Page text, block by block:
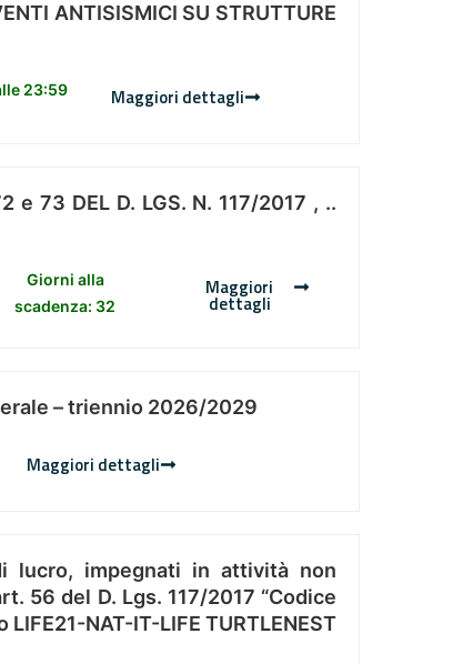
ANTISISMICI SU STRUTTURE
23:59 Maggiori dettagli
e 73 DEL D. LGS. N. 117/2017 , ..
Giorni alla
scadenza: 32
Maggiori
dettagli
– triennio 2026/2029
Maggiori dettagli
lucro, impegnati in attività non
56 del D. Lgs. 117/2017 “Codice
NAT-IT-LIFE TURTLENEST